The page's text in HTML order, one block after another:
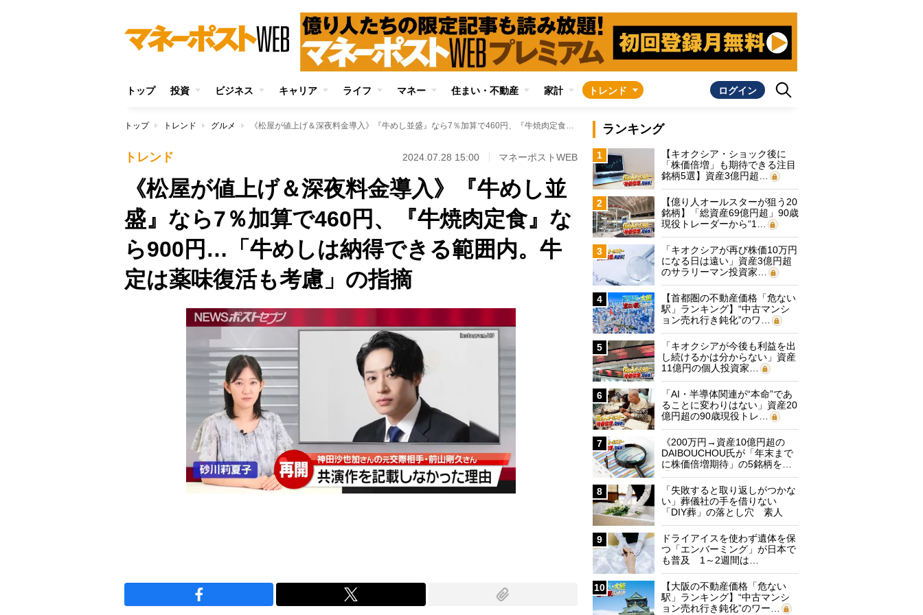
トップ 投資 ビジネス キャリア ライフ マネー 住まい・不動産 家計 トレンド ログイン
トップ トレンド グルメ 《松屋が値上げ＆深夜料金導入》『牛めし並盛』なら7％加算で460円、『牛焼肉定食』なら900円…「牛めしは納得できる範囲内。牛定は薬味復活も考慮」の指摘
トレンド 2024.07.28 15:00 マネーポストWEB
《松屋が値上げ＆深夜料金導入》『牛めし並
盛』なら7％加算で460円、『牛焼肉定食』な
ら900円…「牛めしは納得できる範囲内。牛
定は薬味復活も考慮」の指摘
ランキング
1
【キオクシア・ショック後に
「株価倍増」も期待できる注目
銘柄5選】資産3億円超…
2
【億り人オールスターが狙う20
銘柄】「総資産69億円超」90歳
現役トレーダーから“1…
3
「キオクシアが再び株価10万円
になる日は遠い」資産3億円超
のサラリーマン投資家…
4
【首都圏の不動産価格「危ない
駅」ランキング】“中古マンシ
ョン売れ行き鈍化”のワ…
5
「キオクシアが今後も利益を出
し続けるかは分からない」資産
11億円の個人投資家…
6
「AI・半導体関連が“本命”であ
ることに変わりはない」資産20
億円超の90歳現役トレ…
7
《200万円→資産10億円超の
DAIBOUCHOU氏が「年末まで
に株価倍増期待」の5銘柄を…
8
「失敗すると取り返しがつかな
い」葬儀社の手を借りない
「DIY葬」の落とし穴 素人
に…
9
ドライアイスを使わず遺体を保
つ「エンバーミング」が日本で
も普及 1～2週間は…
10
【大阪の不動産価格「危ない
駅」ランキング】“中古マンシ
ョン売れ行き鈍化”のワー…